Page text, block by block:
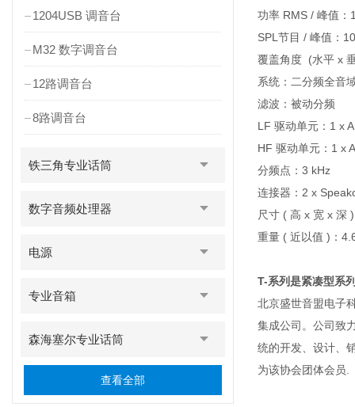
1204USB 调音台
M32 数字调音台
12路调音台
8路调音台
铁三角专业话筒
数字音频处理器
电源
专业音箱
森海塞尔专业话筒
查看全部
功率 RMS / 峰值：
SPL节目 / 峰值：
覆盖角度 (水平 x
系统：二分频全音
滤波：被动分频
LF 驱动单元：1 x
HF 驱动单元：1 x
分频点：3 kHz
连接器：2 x
尺寸 ( 高 x 宽 x 深
重量 ( 近以值 )：
T-系列是紧凑型系
北京盛世音盟电子
集成公司。公司致
统的开发、设计、
为该协会团体会员.